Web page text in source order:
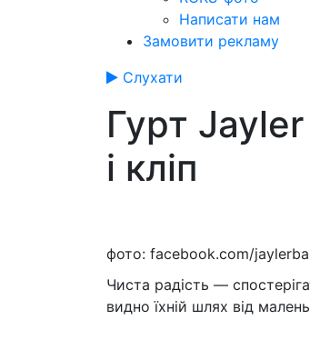
Написати нам
Замовити рекламу
Слухати
Гурт
і кліп
фото: facebook.com/
Чиста радість —
видно їхній шлях від